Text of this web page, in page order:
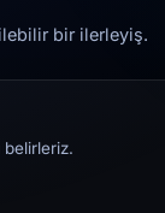
bir ilerleyiş.
belirleriz.